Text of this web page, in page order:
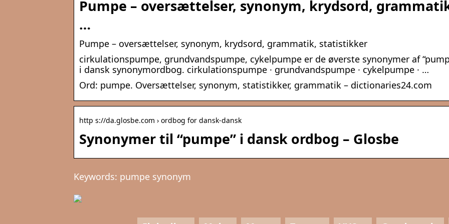
Pumpe – oversættelser, synonym, krydsord,
…
Pumpe – oversættelser, synonym, krydsord, grammatik, statistikker
cirkulationspumpe, grundvandspumpe, cykelpumpe er de øverste synonymer af
i dansk synonymordbog. cirkulationspumpe · grundvandspumpe · cykelpumpe · …
Ord: pumpe. Oversættelser, synonym, statistikker, grammatik – dictionaries24.com
http s://da.glosbe.com › ordbog for dansk-dansk
Synonymer til “pumpe” i dansk ordbog – Glosbe
Keywords: pumpe synonym